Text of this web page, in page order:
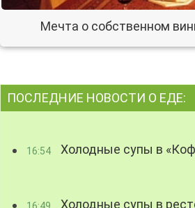
Мечта о собственном
ПОСЛЕДНИЕ НОВОСТИ О ЕДЕ:
16:54 Холодные супы в
16:49 Холодные супы в